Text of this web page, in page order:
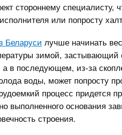
стороннему специалисту,
или попросту
Беларуси лучше начинать
зимой,
в последующем, из-за
воды, может попросту
процесс придется
выполненного основания
строения.